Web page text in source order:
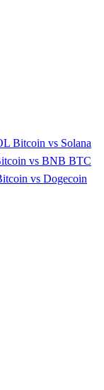
Bitcoin vs Solana
vs BNB BTC
vs Dogecoin